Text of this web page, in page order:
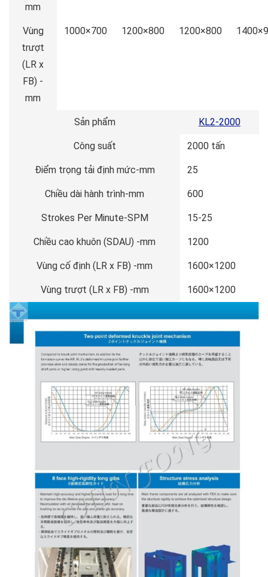
mm
Vùng
trượt
(LR x
FB) -
mm
1000×700 1200×800 1200×800
Sản phẩm KL2-2000
Công suất 2000 tấn
Điểm trọng tải định mức-mm 25
Chiều dài hành trình-mm 600
Strokes Per Minute-SPM 15-25
Chiều cao khuôn (SDAU) -mm 1200
Vùng cố định (LR x FB) -mm 1600×1200
Vùng trượt (LR x FB) -mm 1600×1200